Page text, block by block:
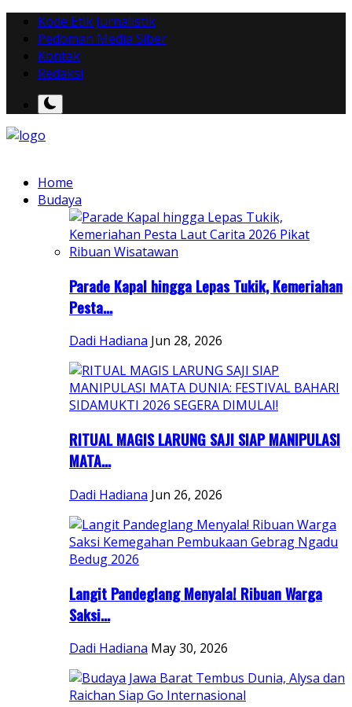
Kode Etik Jurnalistik
Pedoman Media Siber
Kontak
Redaksi
Home
Budaya
Parade Kapal hingga Lepas Tukik, Kemeriahan
Pesta...
Dadi Hadiana Jun 28, 2026
RITUAL MAGIS LARUNG SAJI SIAP MANIPULASI
MATA...
Dadi Hadiana Jun 26, 2026
Langit Pandeglang Menyala! Ribuan Warga
Saksi...
Dadi Hadiana May 30, 2026